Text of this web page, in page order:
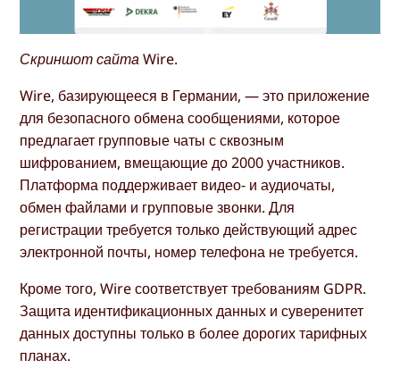
Скриншот сайта Wire.
Wire, базирующееся в Германии, — это приложение
для безопасного обмена сообщениями, которое
предлагает групповые чаты с сквозным
шифрованием, вмещающие до 2000 участников.
Платформа поддерживает видео- и аудиочаты,
обмен файлами и групповые звонки. Для
регистрации требуется только действующий адрес
электронной почты, номер телефона не требуется.
Кроме того, Wire соответствует требованиям GDPR.
Защита идентификационных данных и суверенитет
данных доступны только в более дорогих тарифных
планах.